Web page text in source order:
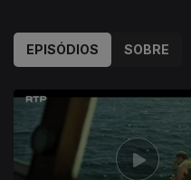
EPISÓDIOS SOBRE